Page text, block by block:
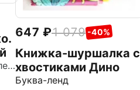
Гребенникова Мария Александровна
647 1 079 -40%
Книжка-шуршалка с
хвостиками Дино
Буква-ленд